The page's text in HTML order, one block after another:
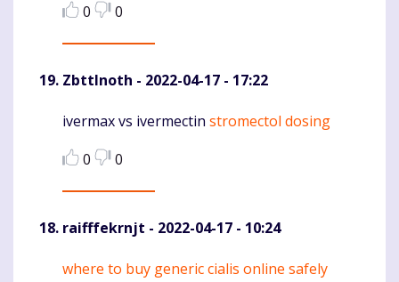
0
0
ZbttInoth - 2022-04-17 - 17:22
Komentaras
ivermax vs ivermectin stromectol dosing
0
0
raifffekrnjt - 2022-04-17 - 10:24
Komentaras
where to buy generic cialis online safely